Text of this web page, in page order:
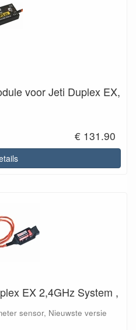
voor Jeti Duplex EX,
€ 131.90
EX 2,4GHz System ,
sensor, Nieuwste versie